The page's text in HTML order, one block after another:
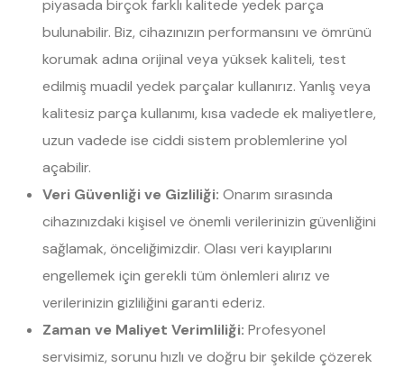
piyasada birçok farklı kalitede yedek parça
bulunabilir. Biz, cihazınızın performansını ve ömrünü
korumak adına orijinal veya yüksek kaliteli, test
edilmiş muadil yedek parçalar kullanırız. Yanlış veya
kalitesiz parça kullanımı, kısa vadede ek maliyetlere,
uzun vadede ise ciddi sistem problemlerine yol
açabilir.
Veri Güvenliği ve Gizliliği: Onarım sırasında
cihazınızdaki kişisel ve önemli verilerinizin güvenliğini
sağlamak, önceliğimizdir. Olası veri kayıplarını
engellemek için gerekli tüm önlemleri alırız ve
verilerinizin gizliliğini garanti ederiz.
Zaman ve Maliyet Verimliliği: Profesyonel
servisimiz, sorunu hızlı ve doğru bir şekilde çözerek